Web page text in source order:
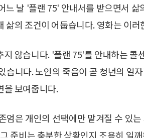
느 날 '플랜 75' 안내서를 받으면서
삶의 조건이 어둡습니다. 영화는 이
지 않습니다. '플랜 75'를 안내하는 콜
습니다. 노인의 죽음이 곧 청년의 일
을 보여줍니다.
엄은 개인의 선택에만 맡겨질 수 있
준비는 충분한 상황인지 조용히 일